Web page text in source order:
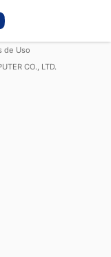
de Uso
CO., LTD.